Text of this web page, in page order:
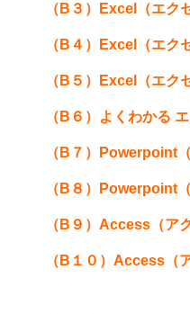
（B３） Excel（エク
（B４） Excel（エク
（B５） Excel（エク
（B６） よくわかる
（B７） Powerpoint
（B８） Powerpoint
（B９） Access（ア
（B１０） Access（